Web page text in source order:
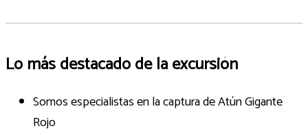
Lo más destacado de la excursión
Somos especialistas en la captura de Atún Gigante
Rojo